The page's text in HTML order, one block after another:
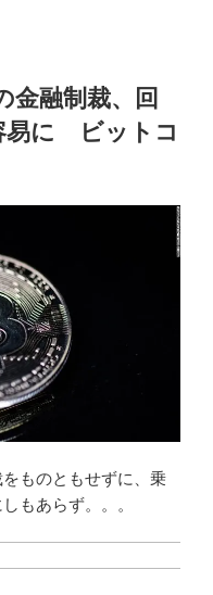
金融制裁、回
易に ビットコ
ものともせずに、乗
もあらず。。。